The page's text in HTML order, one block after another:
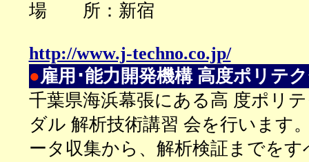
場 所：新宿
http://www.j-techno.co.jp/
●雇用･能力開発機構 高度ポリテ
千葉県海浜幕張にある高 度ポリ
ダル 解析技術講習 会を行います
ータ収集から、解析検証までを